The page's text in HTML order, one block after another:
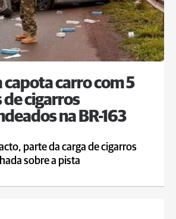
carro com 5
de cigarros
na BR-163
parte da carga de cigarros
sobre a pista